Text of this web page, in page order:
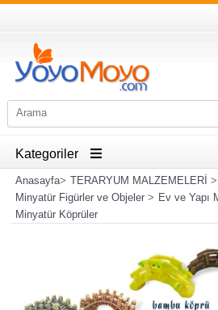
Kategoriler
Anasayfa> TERARYUM MALZEMELERİ >
Minyatür Figürler ve Objeler> Ev ve Yapı
Minyatür Köprüler